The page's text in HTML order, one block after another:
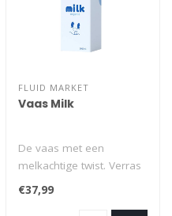
FLUID MARKET
Vaas Milk
De vaas met een
melkachtige twist. Verras
je interieur met de Milk
vaas, een spe..
€37,99